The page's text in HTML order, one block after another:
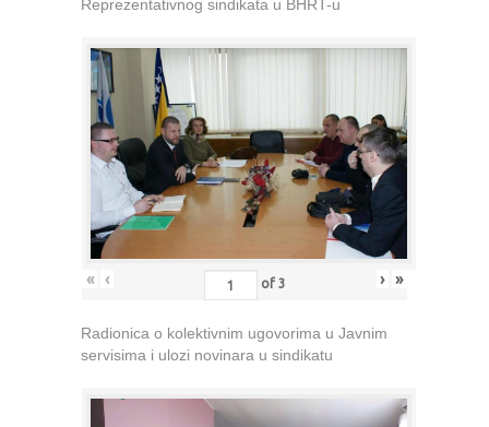
Reprezentativnog sindikata u BHRT-u
« ‹ of 3 › »
Radionica o kolektivnim ugovorima u Javnim
servisima i ulozi novinara u sindikatu